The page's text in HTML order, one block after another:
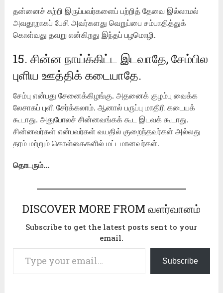
தன்னைச் சுற்றி இருப்பவர்களைப் பற்றித் தேவை இல்லாமல்
அவதூறாகப் பேசி அவர்களது வெறுப்பை சம்பாதித்துக்
கொள்வது தவறு என்கிறது இந்தப் பழமொழி.
15. சின்ன நாய்க்கிட்ட இடவாதே, சேம்பில
புளிய ஊத்திக் கடையாதே.
சேம்பு என்பது சேனைக்கிழங்கு. அதனைக் குழம்பு வைக்க
லேசாகப் புளி சேர்க்கலாம். ஆனால் பருப்பு மாதிரி கடையக்
கூடாது. அதுபோலச் சின்னவங்கக் கூட இடவக் கூடாது.
சின்னவர்கள் என்பவர்கள் வயதில் குறைந்தவர்கள் அல்லது
தரம் மற்றும் கொள்கைகளில் மட்டமானவர்கள்.
தொடரும்…
DISCOVER MORE FROM வளர்வானம்
Subscribe to get the latest posts sent to your
email.
Type your email…
Subscribe